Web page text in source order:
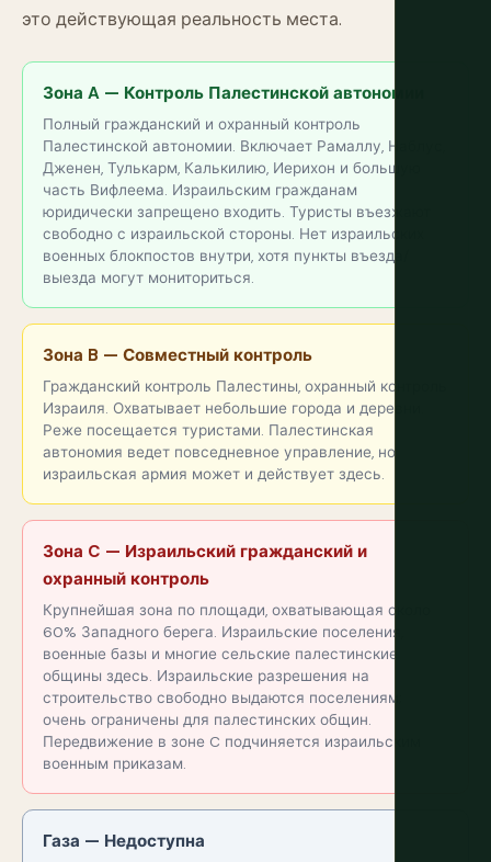
это действующая реальность места.
Зона A — Контроль Палестинской автономии
Полный гражданский и охранный контроль
Палестинской автономии. Включает Рамаллу, Наблус,
Дженен, Тулькарм, Калькилию, Иерихон и большую
часть Вифлеема. Израильским гражданам
юридически запрещено входить. Туристы въезжают
свободно с израильской стороны. Нет израильских
военных блокпостов внутри, хотя пункты въезда/
выезда могут мониториться.
Зона B — Совместный контроль
Гражданский контроль Палестины, охранный контроль
Израиля. Охватывает небольшие города и деревни.
Реже посещается туристами. Палестинская
автономия ведет повседневное управление, но
израильская армия может и действует здесь.
Зона C — Израильский гражданский и
охранный контроль
Крупнейшая зона по площади, охватывающая около
60% Западного берега. Израильские поселения,
военные базы и многие сельские палестинские
общины здесь. Израильские разрешения на
строительство свободно выдаются поселениям;
очень ограничены для палестинских общин.
Передвижение в зоне C подчиняется израильским
военным приказам.
Газа — Недоступна